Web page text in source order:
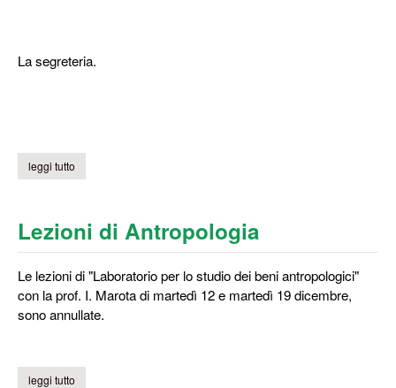
La segreteria.
leggi tutto
Lezioni di Antropologia
Le lezioni di "Laboratorio per lo studio dei beni antropologici"
con la prof. I. Marota di martedì 12 e martedì 19 dicembre,
sono annullate.
leggi tutto